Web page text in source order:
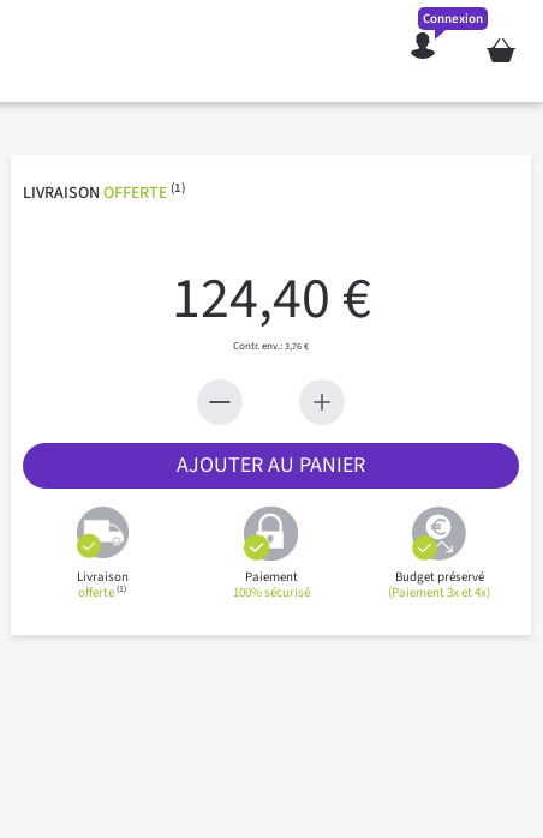
Mon
Connexion
LIVRAISONOFFERTE (1)
124,40 €
3,76 €
AJOUTER AU PANIER
Livraison
offerte(1)
Paiement
100% sécurisé
Budget préservé
(Paiement 3x et 4x)